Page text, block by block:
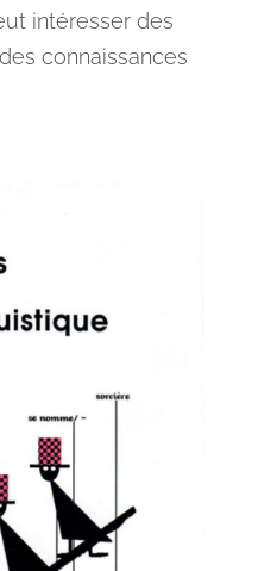
intéresser des
connaissances